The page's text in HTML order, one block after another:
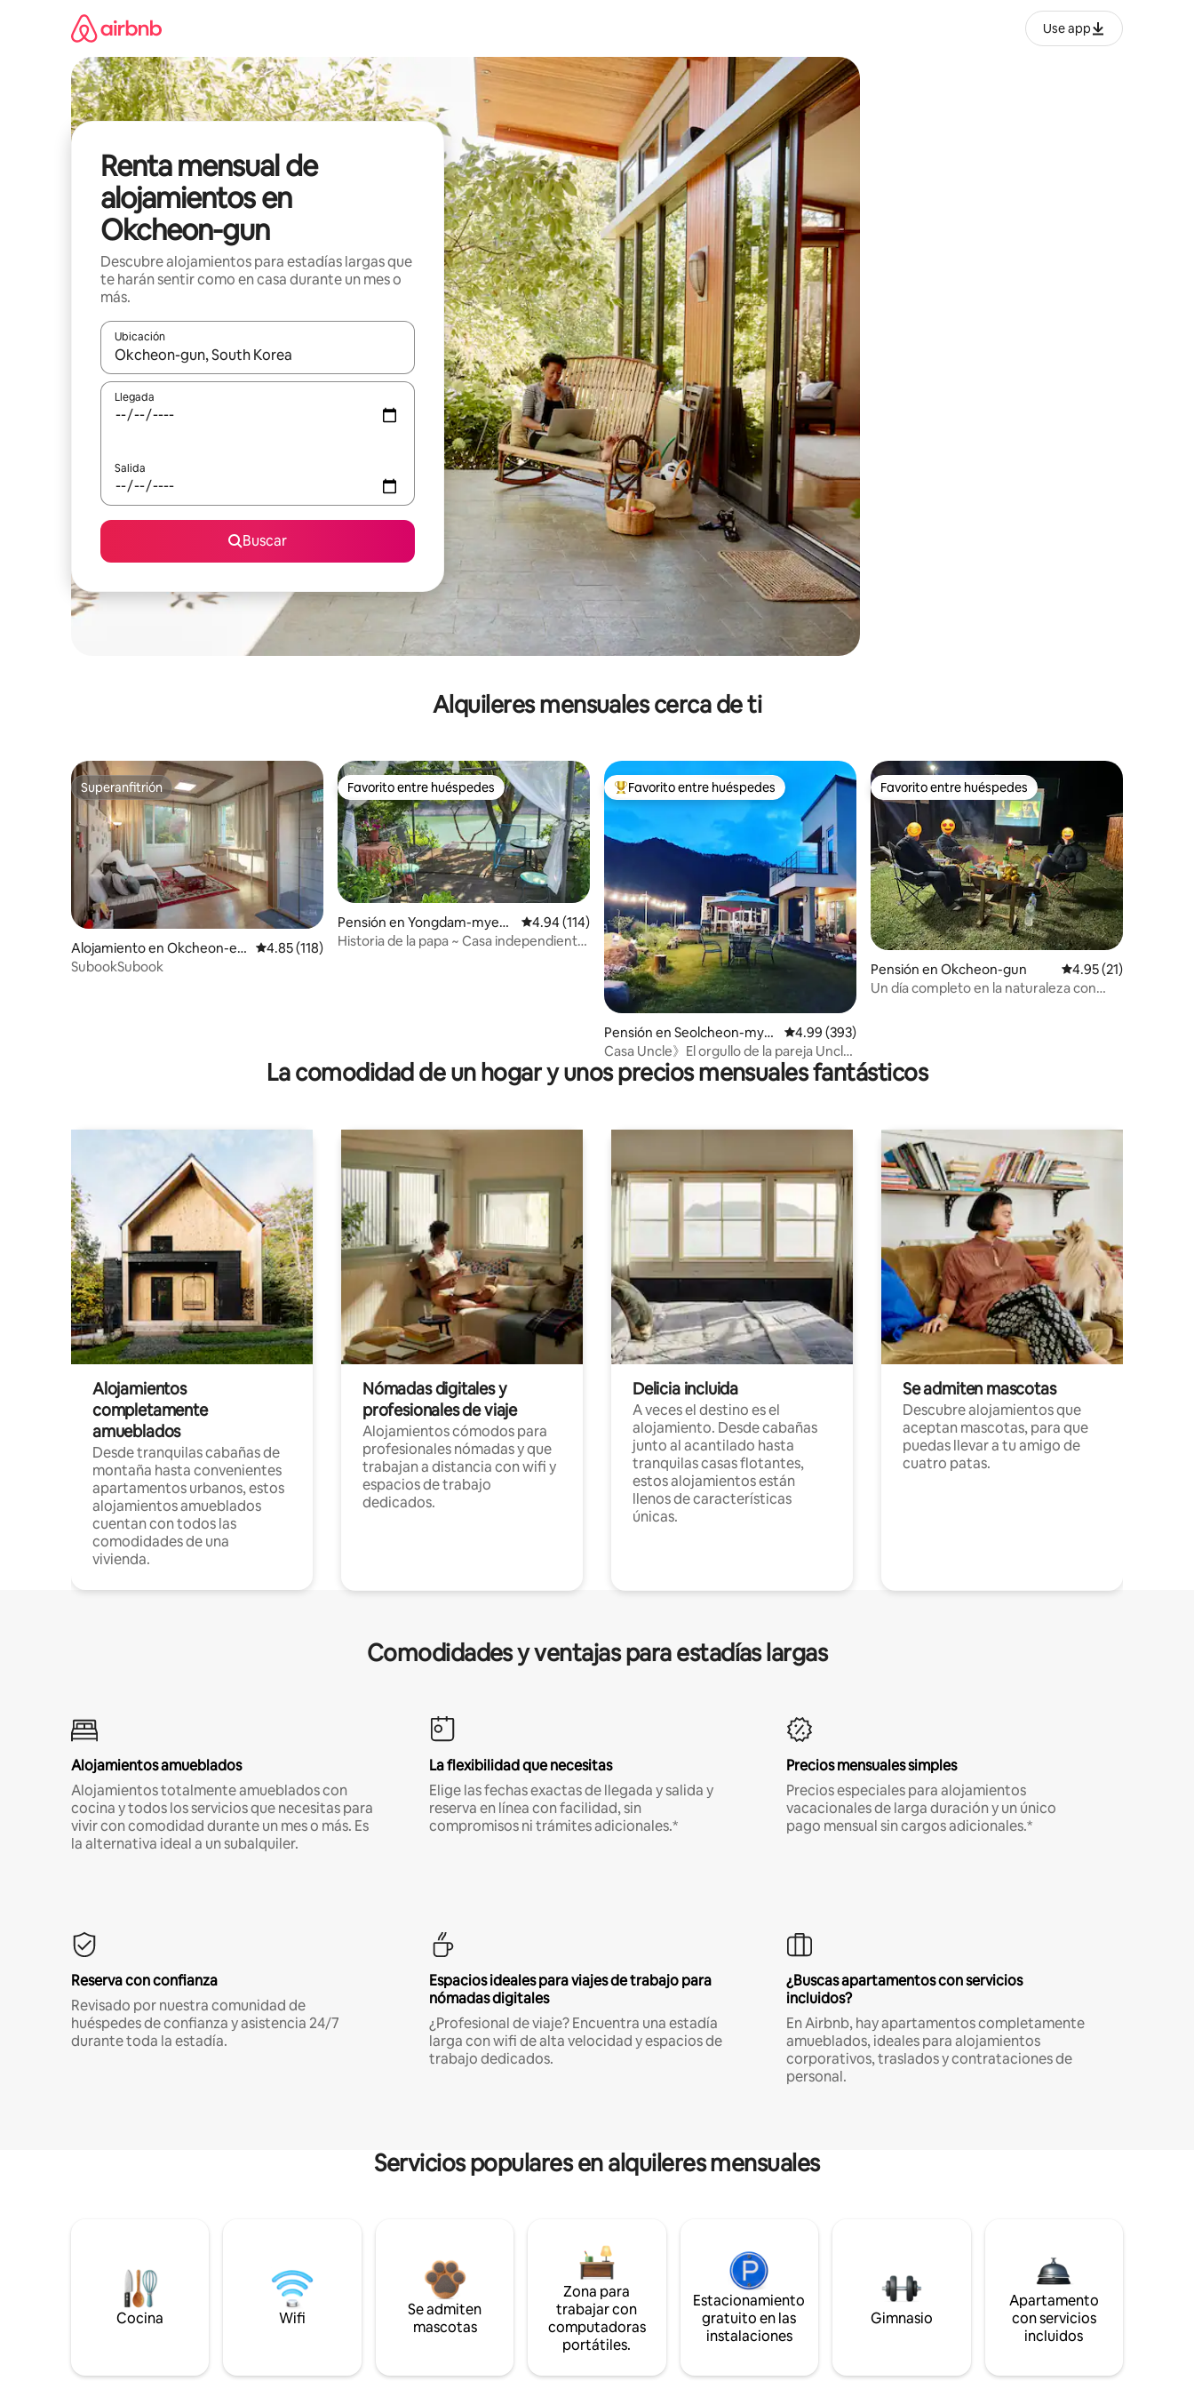
Use app
Renta mensual de
alojamientos en
Okcheon-gun
Descubre alojamientos para estadías largas que
te harán sentir como en casa durante un mes o
más.
Ubicación
Cuando los resultados estén disponibles, navega con las teclas de flecha hacia arriba y hacia abajo o explora con el tacto o desliza el dedo.
Llegada
Salida
Buscar
Alquileres mensuales cerca de ti
Superanfitrión
Superanfitrión
Alojamiento en Okcheon-eu
p, Ogcheon
Calificación promedio: 4.85 de 5, 118 reseñas
4.85 (118)
SubookSubook
Favorito entre huéspedes
Favorito entre huéspedes
Pensión en Yongdam-myeo
n, Jinan
Calificación promedio: 4.94 de 5, 114 reseñas
4.94 (114)
Historia de la papa ~ Casa independiente
Favorito entre huéspedes preferido
Favorito entre huéspedes
Pensión en Seolcheon-mye
on, Muju-gun
Calificación promedio: 4.99 de 5, 393 reseñas
4.99 (393)
Casa Uncle》El orgullo de la pareja Uncle
- Casa de huéspedes exclusiva
#Chonkangsu #Maestro de la barbacoa
Favorito entre huéspedes
Favorito entre huéspedes
Pensión en Okcheon-gun Calificación
4.95 (21)
Un día completo en la naturaleza con
La comodidad de un hogar y unos precios mensuales fantásticos
Alojamientos
completamente
amueblados
Desde tranquilas cabañas de
montaña hasta convenientes
apartamentos urbanos, estos
alojamientos amueblados
cuentan con todos las
comodidades de una
vivienda.
Nómadas digitales y
profesionales de viaje
Alojamientos cómodos para
profesionales nómadas y que
trabajan a distancia con wifi y
espacios de trabajo
dedicados.
Delicia incluida
A veces el destino es el
alojamiento. Desde cabañas
junto al acantilado hasta
tranquilas casas flotantes,
estos alojamientos están
llenos de características
únicas.
Se admiten mascotas
Descubre alojamientos que
aceptan mascotas, para que
puedas llevar a tu amigo de
cuatro patas.
Comodidades y ventajas para estadías largas
Alojamientos amueblados
Alojamientos totalmente amueblados con
cocina y todos los servicios que necesitas para
vivir con comodidad durante un mes o más. Es
la alternativa ideal a un subalquiler.
La flexibilidad que necesitas
Elige las fechas exactas de llegada y salida y
reserva en línea con facilidad, sin
compromisos ni trámites adicionales.*
Precios mensuales simples
Precios especiales para alojamientos
vacacionales de larga duración y un único
pago mensual sin cargos adicionales.*
Reserva con confianza
Revisado por nuestra comunidad de
huéspedes de confianza y asistencia 24/7
durante toda la estadía.
Espacios ideales para viajes de trabajo para
nómadas digitales
¿Profesional de viaje? Encuentra una estadía
larga con wifi de alta velocidad y espacios de
trabajo dedicados.
¿Buscas apartamentos con servicios
incluidos?
En Airbnb, hay apartamentos completamente
amueblados, ideales para alojamientos
corporativos, traslados y contrataciones de
personal.
Servicios populares en alquileres mensuales
Cocina Wifi
Se admiten
mascotas
Zona para
trabajar con
computadoras
portátiles.
Estacionamiento
gratuito en las
instalaciones
Gimnasio
Apartamento
con servicios
incluidos